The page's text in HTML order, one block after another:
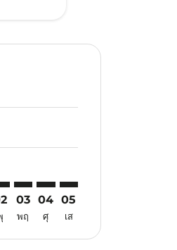
สนอ
ข้อเสนอ
ค้นหาข้อเสนอ
ค้นหาข้อเสนอ
ค้นหาข้อเสนอ
disclaimer. ค้นหาข้อเสนอ
offers-disclaimer. ค้นหาข้อเสนอ
view-offers-disclaimer. ค้นหาข้อเ
cmp-view-offers-disclaimer. ค้นห
03
พฤ
04
ศุ
05
เส